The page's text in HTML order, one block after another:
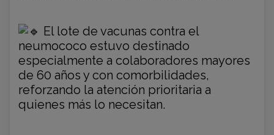
El lote de vacunas contra el
neumococo estuvo destinado
especialmente a colaboradores mayores
de 60 años y con comorbilidades,
reforzando la atención prioritaria a
quienes más lo necesitan.